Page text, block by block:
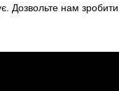
Дозвольте нам